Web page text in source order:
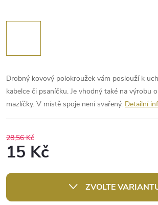
Drobný kovový polokroužek vám poslouží k
kabelce či psaníčku. Je vhodný také na výrobu
mazlíčky. V místě spoje není svařený. Detailní
28,56 Kč
15 Kč
cena:
ZVOLTE